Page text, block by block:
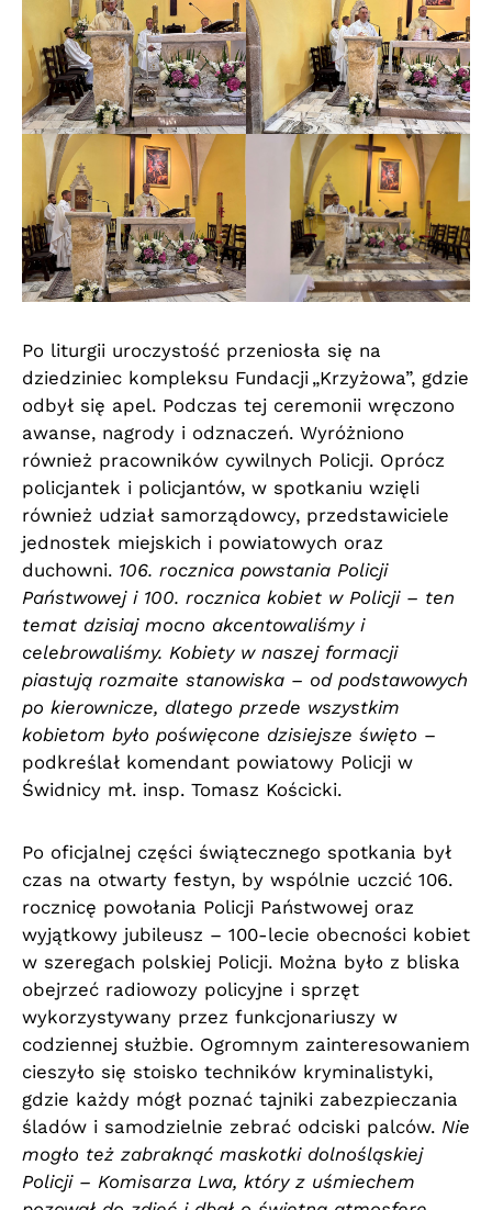
Po liturgii uroczystość przeniosła się na
dziedziniec kompleksu Fundacji „Krzyżowa”, gdzie
odbył się apel. Podczas tej ceremonii wręczono
awanse, nagrody i odznaczeń. Wyróżniono
również pracowników cywilnych Policji. Oprócz
policjantek i policjantów, w spotkaniu wzięli
również udział samorządowcy, przedstawiciele
jednostek miejskich i powiatowych oraz
duchowni. 106. rocznica powstania Policji
Państwowej i 100. rocznica kobiet w Policji – ten
temat dzisiaj mocno akcentowaliśmy i
celebrowaliśmy. Kobiety w naszej formacji
piastują rozmaite stanowiska – od podstawowych
po kierownicze, dlatego przede wszystkim
kobietom było poświęcone dzisiejsze święto –
podkreślał komendant powiatowy Policji w
Świdnicy mł. insp. Tomasz Kościcki.
Po oficjalnej części świątecznego spotkania był
czas na otwarty festyn, by wspólnie uczcić 106.
rocznicę powołania Policji Państwowej oraz
wyjątkowy jubileusz – 100-lecie obecności kobiet
w szeregach polskiej Policji. Można było z bliska
obejrzeć radiowozy policyjne i sprzęt
wykorzystywany przez funkcjonariuszy w
codziennej służbie. Ogromnym zainteresowaniem
cieszyło się stoisko techników kryminalistyki,
gdzie każdy mógł poznać tajniki zabezpieczania
śladów i samodzielnie zebrać odciski palców. Nie
mogło też zabraknąć maskotki dolnośląskiej
Policji – Komisarza Lwa, który z uśmiechem